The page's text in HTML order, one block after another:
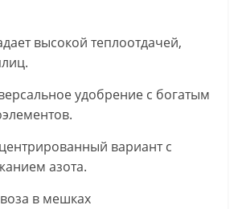
высокой теплоотдачей,
удобрение с богатым
вариант с
азота.
в мешках